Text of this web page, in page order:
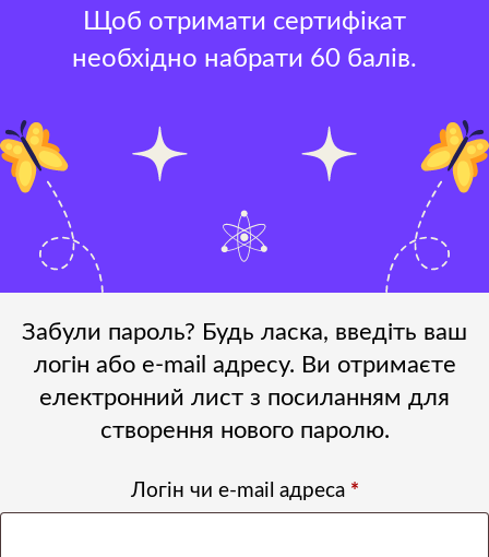
Щоб отримати сертифікат
необхідно набрати 60 балів.
Забули пароль? Будь ласка, введіть ваш
логін або e-mail адресу. Ви отримаєте
електронний лист з посиланням для
створення нового паролю.
Логін чи e-mail адреса *Обов’язкове